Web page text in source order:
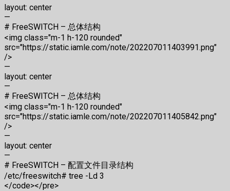
layout: center
—
# FreeSWITCH – 总体结构
<img class="m-1 h-120 rounded"
src="https://static.iamle.com/note/202207011403991.png"
/>
—
layout: center
—
# FreeSWITCH – 总体结构
<img class="m-1 h-120 rounded"
src="https://static.iamle.com/note/202207011405842.png"
/>
—
layout: center
—
# FreeSWITCH – 配置文件目录结构
/etc/freeswitch# tree -Ld 3
</code></pre>